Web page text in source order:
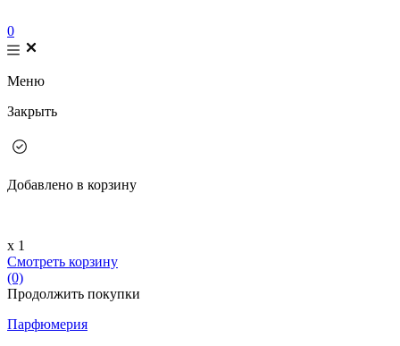
0
Меню
Закрыть
Добавлено в корзину
х 1
Смотреть корзину
(0)
Продолжить покупки
Парфюмерия